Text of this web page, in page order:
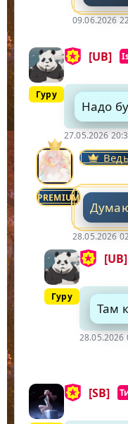
09.06.2026
Гуру
[UB]
Надо
27.05.2026
PREMIUM
28.05.2026
Гуру
[UB]
Там
28.05.2026
[SB]